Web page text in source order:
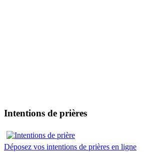
Intentions de prières
Déposez vos intentions de prières en ligne